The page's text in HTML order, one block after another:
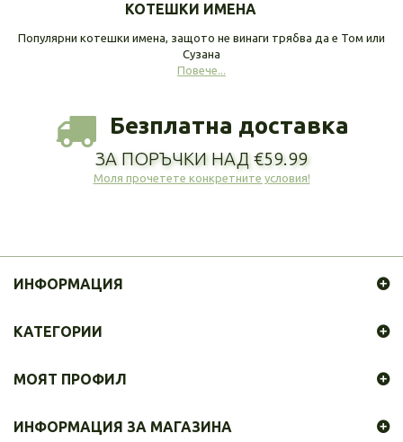
КОТЕШКИ ИМЕНА
Популярни котешки имена, защото не винаги трябва да е Том или
Сузана
Повече...
Безплатна доставка
ЗА ПОРЪЧКИ НАД €59.99
Моля прочетете конкретните условия!
ИНФОРМАЦИЯ
КАТЕГОРИИ
МОЯТ ПРОФИЛ
ИНФОРМАЦИЯ ЗА МАГАЗИНА